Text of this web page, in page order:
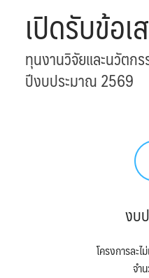
คณะวิจิตรศิลป์ เปิดรับทุนวิจั
(เพิ่มเติม) 3 ประเภท
ทุนของคณะวิจิตรศิลป์ ปีงบ
วารสารวิจิตรศิลป์ ได้เผยแพ
วารสารวิจิตรศิลป์ออนไลน์
หน่วยวิเทศสัมพันธ์
เปิดรับข้อ
ทุนงานวิจัยและนวัตก
ปีงบประมาณ 2569
งบ
โครงการละ
จำ